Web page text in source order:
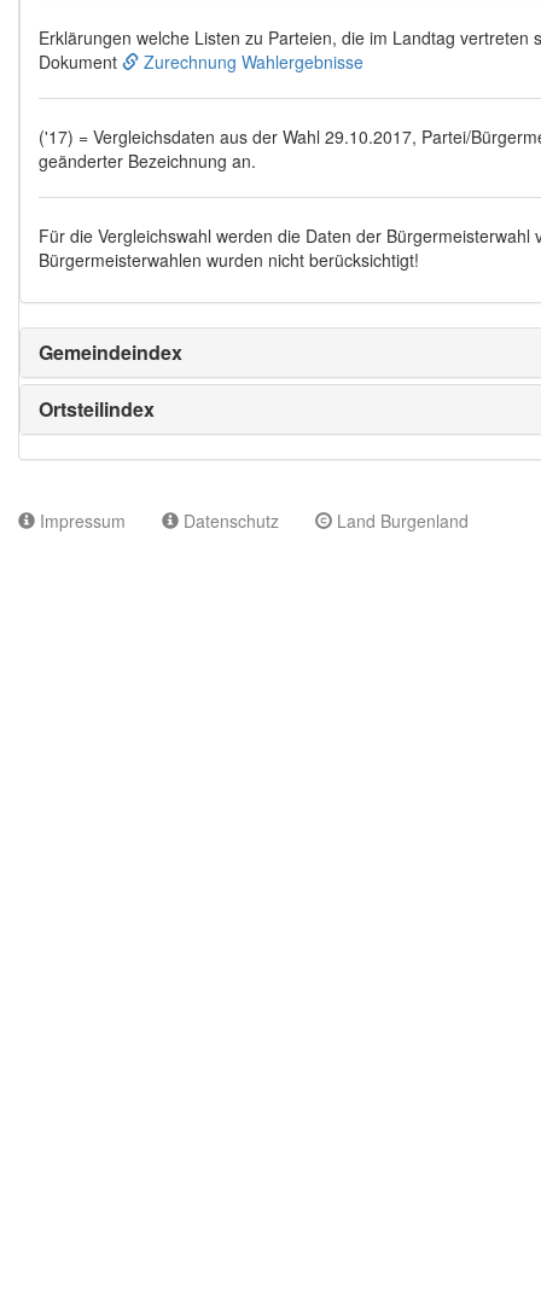
Erklärungen welche Listen zu Parteien, die im Landtag vertreten
Dokument
Zurechnung Wahlergebnisse
('17) = Vergleichsdaten aus der Wahl 29.10.2017, Partei/
geänderter Bezeichnung an.
Für die Vergleichswahl werden die Daten der Bürgermeisterwahl
Bürgermeisterwahlen wurden nicht berücksichtigt!
Gemeindeindex
Ortsteilindex
Impressum Datenschutz Land Burgenland